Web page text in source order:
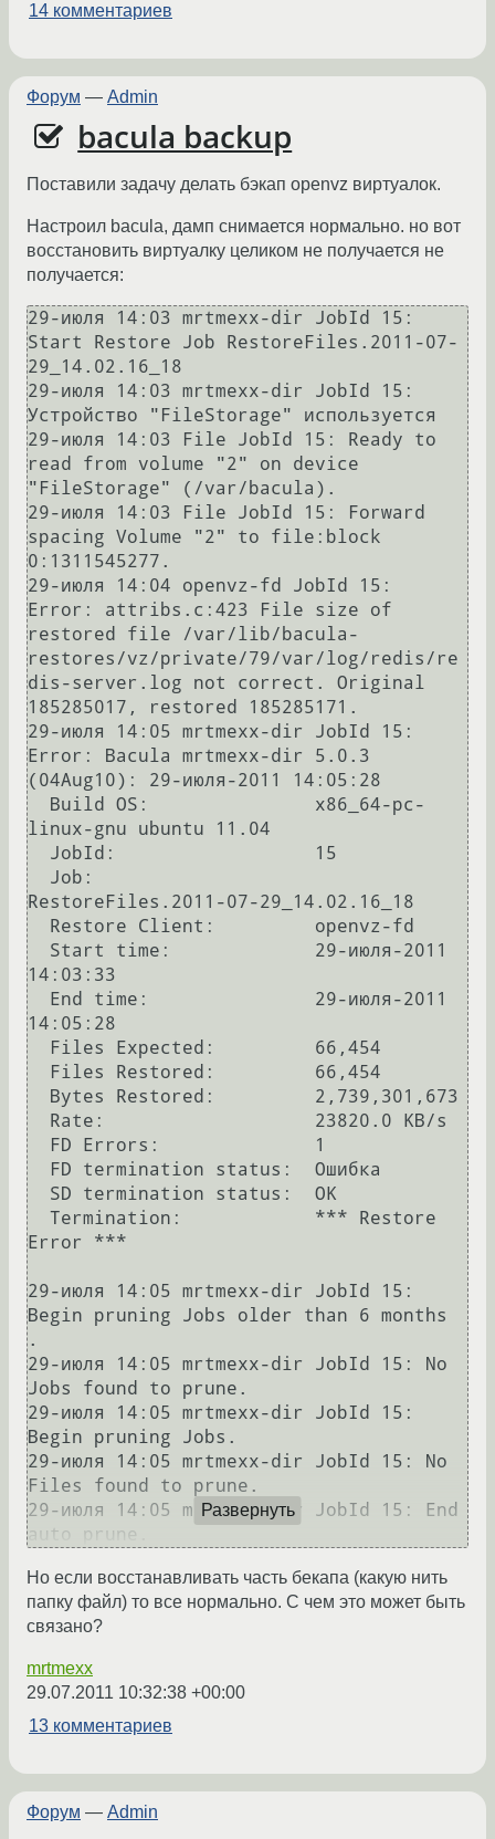
14 комментариев
Форум — Admin
bacula backup
Поставили задачу делать бэкап openvz виртуалок.
Настроил bacula, дамп снимается нормально. но вот
восстановить виртуалку целиком не получается не
получается:
29-июля 14:03 mrtmexx-dir JobId 15:
Start Restore Job RestoreFiles.2011-07-
29_14.02.16_18
29-июля 14:03 mrtmexx-dir JobId 15:
Устройство "FileStorage" используется
29-июля 14:03 File JobId 15: Ready to
read from volume "2" on device
"FileStorage" (/var/bacula).
29-июля 14:03 File JobId 15: Forward
spacing Volume "2" to file:block
0:1311545277.
29-июля 14:04 openvz-fd JobId 15:
Error: attribs.c:423 File size of
restored file /var/lib/bacula-
restores/vz/private/79/var/log/redis/re
dis-server.log not correct. Original
185285017, restored 185285171.
29-июля 14:05 mrtmexx-dir JobId 15:
Error: Bacula mrtmexx-dir 5.0.3
(04Aug10): 29-июля-2011 14:05:28
linux-gnu ubuntu 11.04
RestoreFiles.2011-07-29_14.02.16_18
14:03:33
14:05:28
Error ***
29-июля 14:05 mrtmexx-dir JobId 15:
Begin pruning Jobs older than 6 months
.
29-июля 14:05 mrtmexx-dir JobId 15: No
Jobs found to prune.
29-июля 14:05 mrtmexx-dir JobId 15:
Begin pruning Jobs.
29-июля 14:05 mrtmexx-dir JobId 15: No
Files found to prune.
29-июля 14:05 mrtmexx-dir JobId 15: End
Развернуть
Но если восстанавливать часть бекапа (какую нить
папку файл) то все нормально. С чем это может быть
связано?
mrtmexx
29.07.2011 10:32:38 +00:00
13 комментариев
Форум — Admin